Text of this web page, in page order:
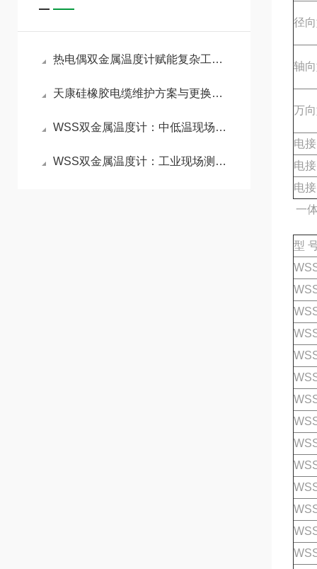
热电偶双金属温度计赋能复杂工况精准管控
天康硅橡胶电缆维护方案与更换频率指南
WSS双金属温度计：中低温现场直读的通用工控仪表
WSS双金属温度计：工业现场测温的“全能通用标尺”
径
轴
万
电
电
电
一
型